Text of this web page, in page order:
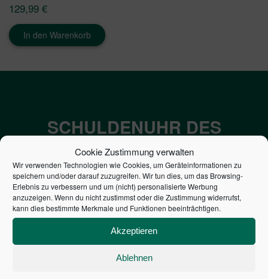
Cookie Zustimmung verwalten
Wir verwenden Technologien wie Cookies, um Geräteinformationen zu
speichern und/oder darauf zuzugreifen. Wir tun dies, um das Browsing-
Erlebnis zu verbessern und um (nicht) personalisierte Werbung
anzuzeigen. Wenn du nicht zustimmst oder die Zustimmung widerrufst,
kann dies bestimmte Merkmale und Funktionen beeinträchtigen.
Akzeptieren
Ablehnen
129,99 €
In den Warenkorb
SCHULDENUHR DES
BUNDES DER
STEUERZAHLER
7,052€
NEUVERSCHULDUNG
PRO SEKUNDE